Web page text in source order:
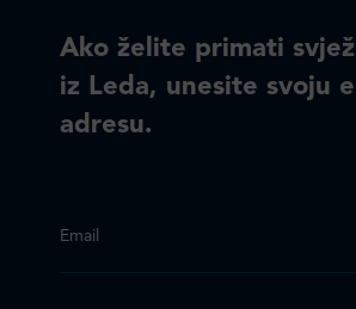
Ako želite primati
iz Leda, unesite svoju
adresu.
Email